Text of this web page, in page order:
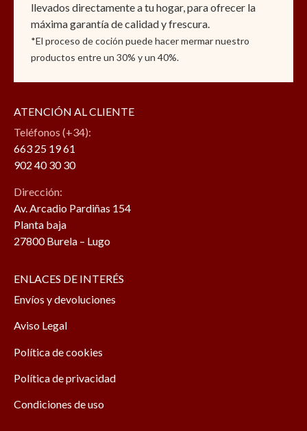
llevados directamente a tu hogar, para ofrecer la
máxima garantía de calidad y frescura.
*El proceso de coción puede hacer mermar nuestro
productos entre un 30% y un 40%.
ATENCIÓN AL CLIENTE
Teléfonos (+34):
663 25 19 61
902 40 30 30
Dirección:
Av. Arcadio Pardiñas 154
Planta baja
27800 Burela – Lugo
ENLACES DE INTERÉS
Envíos y devoluciones
Aviso Legal
Política de cookies
Política de privacidad
Condiciones de uso